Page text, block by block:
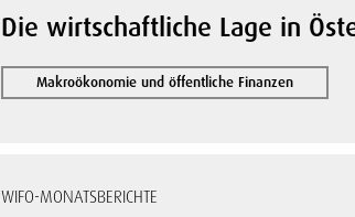
Die wirtschaftliche Lage in
Makroökonomie und öffentliche Finanzen
WIFO-MONATSBERICHTE